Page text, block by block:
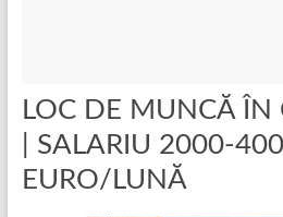
LOC DE MUNCĂ ÎN
| SALARIU 2000-
EURO/LUNĂ